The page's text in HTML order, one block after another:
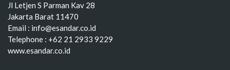
Jl Letjen S Parman Kav 28
Jakarta Barat 11470
Email : info@esandar.co.id
Telephone : +62 21 2933 9229
www.esandar.co.id